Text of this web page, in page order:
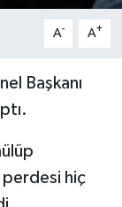
A- A+
Başkanı
perdesi hiç